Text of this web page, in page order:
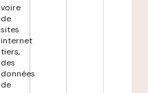
voire
de
sites
internet
tiers,
des
données
de